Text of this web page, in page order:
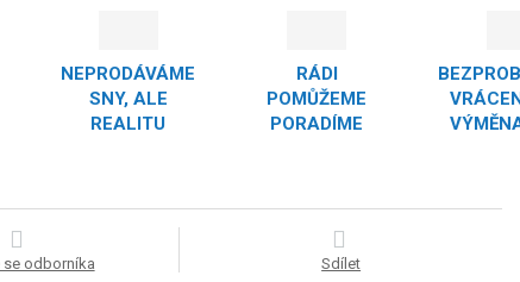
NEPRODÁVÁME
SNY, ALE
REALITU
RÁDI
POMŮŽEME
PORADÍME
se odborníka Sdílet